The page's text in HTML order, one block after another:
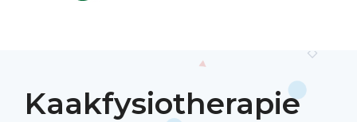
Kaakfysiotherapie